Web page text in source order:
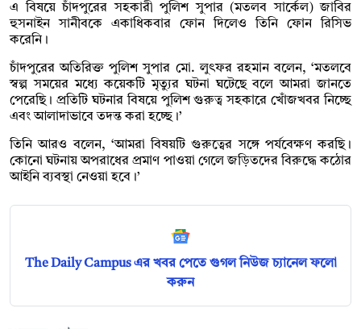
এ বিষয়ে চাঁদপুরের সহকারী পুলিশ সুপার (মতলব সার্কেল) জাবির
হুসনাইন সানীবকে একাধিকবার ফোন দিলেও তিনি ফোন রিসিভ
করেনি।
চাঁদপুরের অতিরিক্ত পুলিশ সুপার মো. লুৎফর রহমান বলেন, ‘মতলবে
স্বল্প সময়ের মধ্যে কয়েকটি মৃত্যুর ঘটনা ঘটেছে বলে আমরা জানতে
পেরেছি। প্রতিটি ঘটনার বিষয়ে পুলিশ গুরুত্ব সহকারে খোঁজখবর নিচ্ছে
এবং আলাদাভাবে তদন্ত করা হচ্ছে।’
তিনি আরও বলেন, ‘আমরা বিষয়টি গুরুত্বের সঙ্গে পর্যবেক্ষণ করছি।
কোনো ঘটনায় অপরাধের প্রমাণ পাওয়া গেলে জড়িতদের বিরুদ্ধে কঠোর
আইনি ব্যবস্থা নেওয়া হবে।’
The Daily Campus এর খবর পেতে গুগল নিউজ চ্যানেল ফলো
করুন